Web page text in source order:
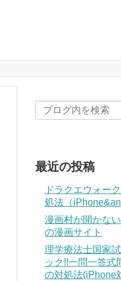
最近の投稿
ドラクエウォー
処法（
漫画村が開かな
の漫画サイト
理学療法士国家
ック!!一問一答式
の対処法(iPhone